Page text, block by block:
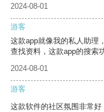
2024-08-01
游客
这款app就像我的私人助理
查找资料，这款app的搜索
2024-08-01
游客
这款软件的社区氛围非常好